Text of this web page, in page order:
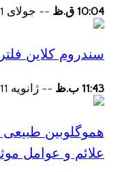
10:04 ق.ظ -- جولای 31, 2024
سندروم کلاین
11:43 ب.ظ -- ژانویه 11, 2024
هموگلوبین
علائم و عوامل